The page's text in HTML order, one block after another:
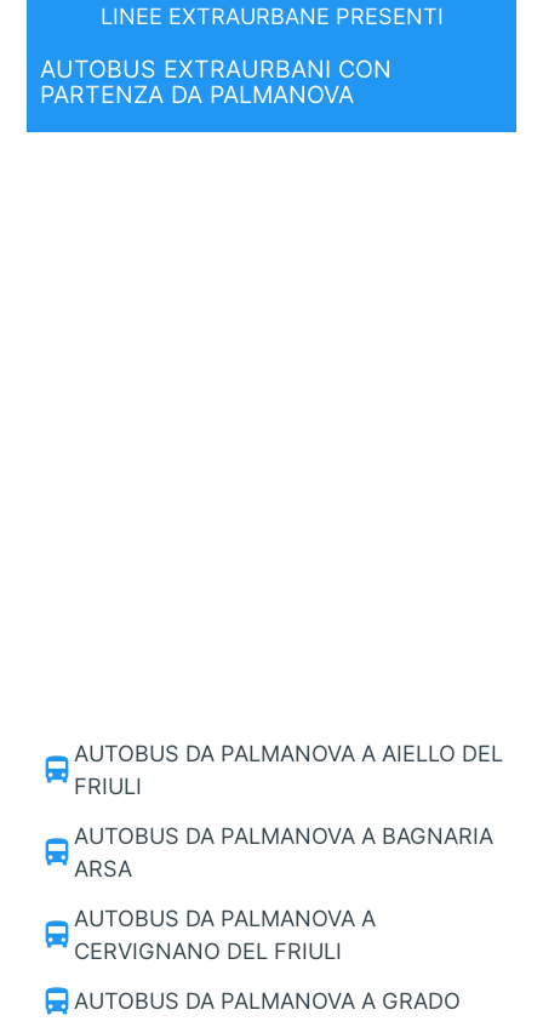
LINEE EXTRAURBANE PRESENTI
AUTOBUS EXTRAURBANI CON
PARTENZA DA PALMANOVA
directions_bus AUTOBUS DA PALMANOVA A AIELLO DEL
FRIULI
directions_bus AUTOBUS DA PALMANOVA A BAGNARIA
ARSA
directions_bus AUTOBUS DA PALMANOVA A
CERVIGNANO DEL FRIULI
directions_bus AUTOBUS DA PALMANOVA A GRADO